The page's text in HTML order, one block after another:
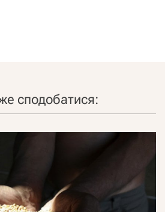
сподобатися: